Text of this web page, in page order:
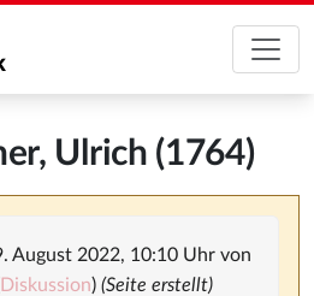
Ulrich (1764)
August 2022, 10:10 Uhr von
Diskussion) (Seite erstellt)